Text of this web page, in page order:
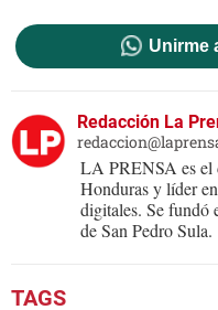
Unirme
Redacción La
LA PRENSA es el
Honduras y líder
digitales. Se fundó
de San Pedro Sula.